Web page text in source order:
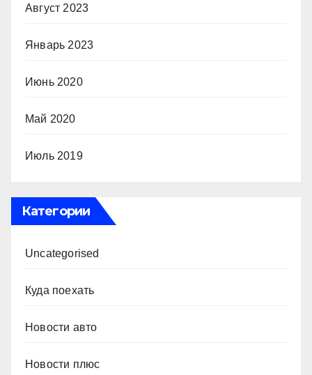
Август 2023
Январь 2023
Июнь 2020
Май 2020
Июль 2019
Категории
Uncategorised
Куда поехать
Новости авто
Новости плюс